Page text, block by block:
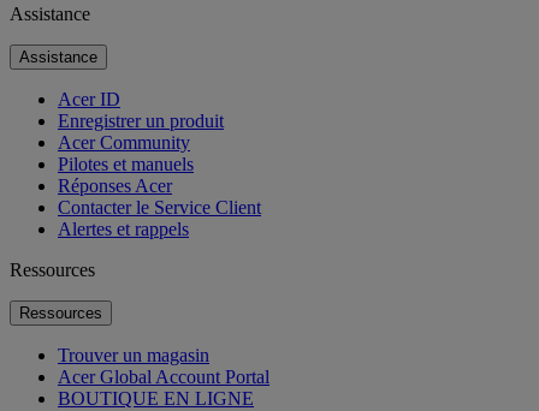
Assistance
Assistance
Acer ID
Enregistrer un produit
Acer Community
Pilotes et manuels
Réponses Acer
Contacter le Service Client
Alertes et rappels
Ressources
Ressources
Trouver un magasin
Acer Global Account Portal
BOUTIQUE EN LIGNE